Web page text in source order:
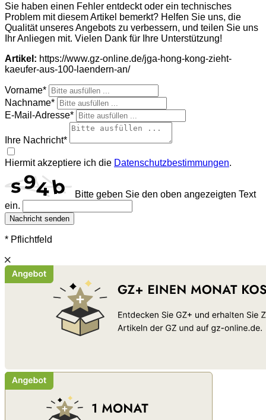
Sie haben einen Fehler entdeckt oder ein technisches
Problem mit diesem Artikel bemerkt? Helfen Sie uns, die
Qualität unseres Angebots zu verbessern, und teilen Sie uns
Ihr Anliegen mit. Vielen Dank für Ihre Unterstützung!
Artikel: https://www.gz-online.de/jga-hong-kong-zieht-
kaeufer-aus-100-laendern-an/
Vorname*
Nachname*
E-Mail-Adresse*
Ihre Nachricht*
Hiermit akzeptiere ich die Datenschutzbestimmungen.
Bitte geben Sie den oben angezeigten Text
ein.
Nachricht senden
* Pflichtfeld
Schließen